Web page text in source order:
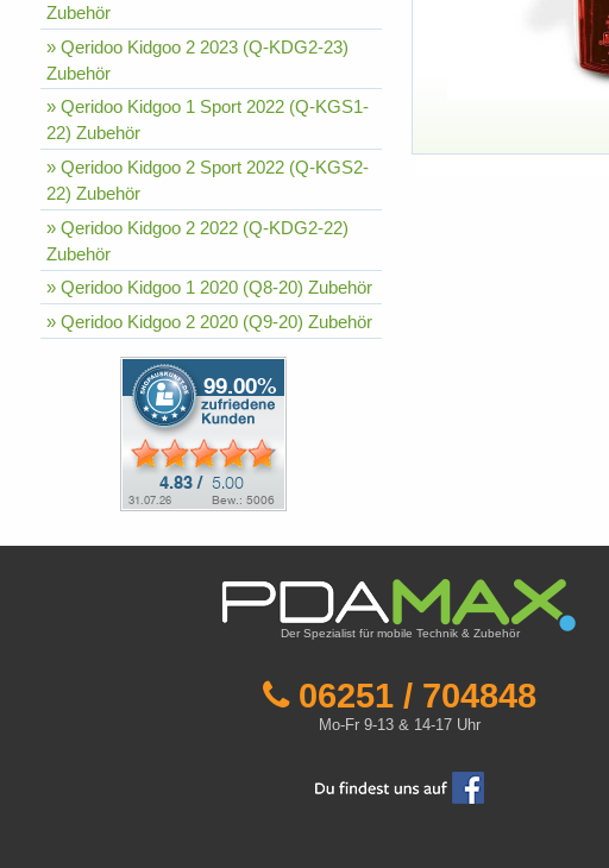
Zubehör
» Qeridoo Kidgoo 2 2023 (Q-KDG2-23)
Zubehör
» Qeridoo Kidgoo 1 Sport 2022 (Q-KGS1-
22) Zubehör
» Qeridoo Kidgoo 2 Sport 2022 (Q-KGS2-
22) Zubehör
» Qeridoo Kidgoo 2 2022 (Q-KDG2-22)
Zubehör
» Qeridoo Kidgoo 1 2020 (Q8-20) Zubehör
» Qeridoo Kidgoo 2 2020 (Q9-20) Zubehör
Der Spezialist für mobile Technik & Zubehör
06251 / 704848
Mo-Fr 9-13 & 14-17 Uhr